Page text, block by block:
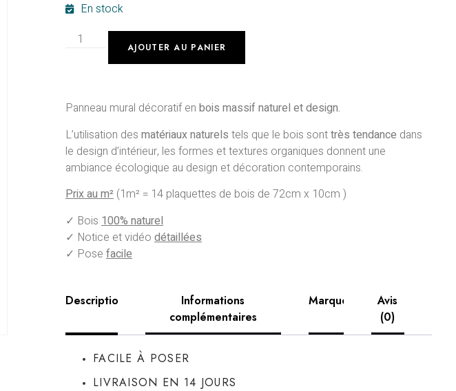
En stock
AJOUTER AU PANIER
Panneau mural décoratif en bois massif naturel et design.
L’utilisation des matériaux naturels tels que le bois sonttrès tendance dans
le design d’intérieur, les formes et textures organiques donnent une
ambiance écologique au design et décoration contemporains.
Prix au m²(1m² = 14 plaquettes de bois de 72cm x 10cm )
✓ Bois 100% naturel
✓ Notice et vidéo détaillées
✓ Pose facile
Description
Informations
complémentaires
Marque
Avis
(0)
FACILE À POSER
LIVRAISON EN 14 JOURS